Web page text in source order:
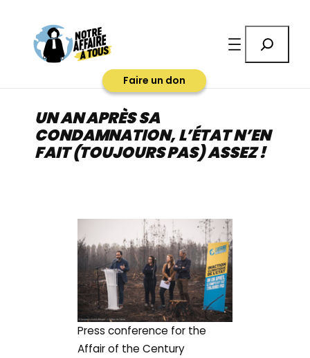
contenu
Faire un don
UN AN APRÈS SA
CONDAMNATION, L’ÉTAT N’EN
FAIT (TOUJOURS PAS) ASSEZ !
Press conference for the
Affair of the Century